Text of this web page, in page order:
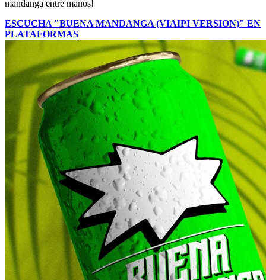
mandanga entre manos!
ESCUCHA "BUENA MANDANGA (VIAIPI VERSION)" EN
PLATAFORMAS